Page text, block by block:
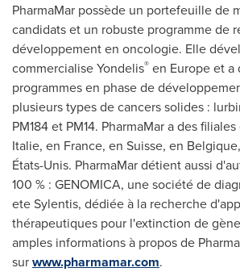
PharmaMar possède un portefeuille de
candidats et un robuste programme de
développement en oncologie. Elle
commercialise Yondelis® en Europeet a
programmes en phase de
plusieurs types de cancers solides :
PM184 et PM14. PharmaMar a des
Italie, en France, en Suisse, en
États-Unis. PharmaMar détient aussi
100 % : GENOMICA, une société de
ete Sylentis, dédiée à la recherche
thérapeutiques pour l'extinction de
amples informations à propos de
surwww.pharmamar.com.